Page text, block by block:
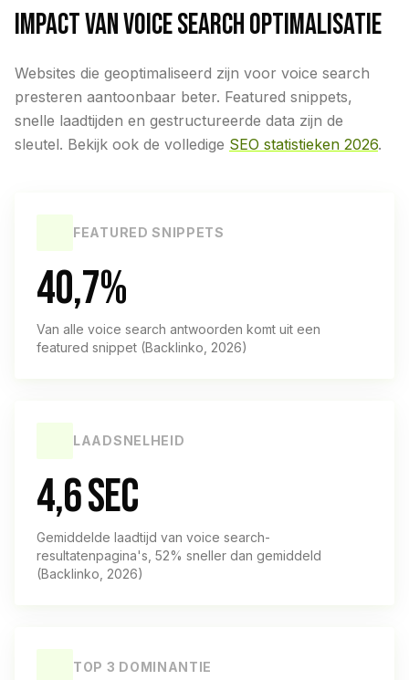
IMPACT VAN VOICE SEARCH OPTIMALISATIE
Websites die geoptimaliseerd zijn voor voice search
presteren aantoonbaar beter. Featured snippets,
snelle laadtijden en gestructureerde data zijn de
sleutel. Bekijk ook de volledige SEO statistieken 2026.
FEATURED SNIPPETS
40,7%
Van alle voice search antwoorden komt uit een
featured snippet (Backlinko, 2026)
LAADSNELHEID
4,6 sec
Gemiddelde laadtijd van voice search-
resultatenpagina's, 52% sneller dan gemiddeld
(Backlinko, 2026)
TOP 3 DOMINANTIE